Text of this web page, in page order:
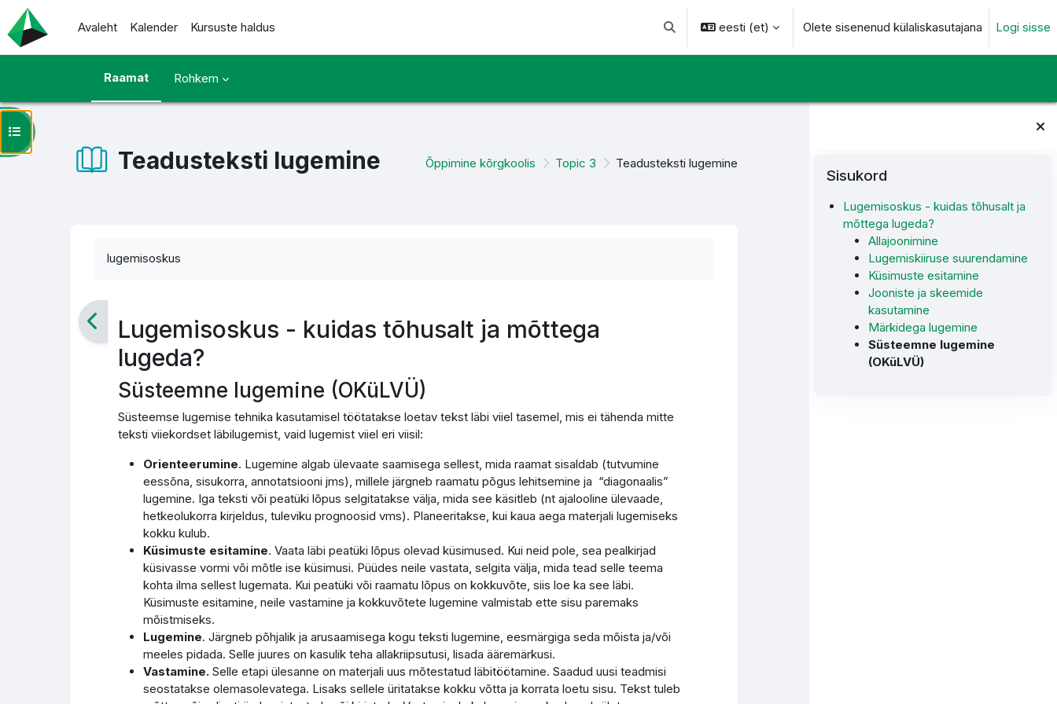
Jäta vahele peasisuni
Avaleht
Kalender Kursuste haldus Lülitab otsingu sisendi
eesti ‎(et)‎ Olete sisenenud külaliskasutajana Logi sisse
Raamat Rohkem
Plokid
Sisukord
Lugemisoskus - kuidas tõhusalt ja
mõttega lugeda?
Allajoonimine
Lugemiskiiruse suurendamine
Küsimuste esitamine
Jooniste ja skeemide
kasutamine
Märkidega lugemine
Süsteemne lugemine
(OKüLVÜ)
Teadusteksti lugemine Õppimine kõrgkoolis Topic 3 Teadusteksti lugemine
Ava kursuse sisukord
lugemisoskus
Lugemisoskus - kuidas tõhusalt ja mõttega
lugeda?
Süsteemne lugemine (OKüLVÜ)
Süsteemse lugemise tehnika kasutamisel töötatakse loetav tekst läbi viiel tasemel, mis ei tähenda mitte
teksti viiekordset läbilugemist, vaid lugemist viiel eri viisil:
Orienteerumine. Lugemine algab ülevaate saamisega sellest, mida raamat sisaldab (tutvumine
eessõna, sisukorra, annotatsiooni jms), millele järgneb raamatu põgus lehitsemine ja “diagonaalis”
lugemine. Iga teksti või peatüki lõpus selgitatakse välja, mida see käsitleb (nt ajalooline ülevaade,
hetkeolukorra kirjeldus, tuleviku prognoosid vms). Planeeritakse, kui kaua aega materjali lugemiseks
kokku kulub.
Küsimuste esitamine. Vaata läbi peatüki lõpus olevad küsimused. Kui neid pole, sea pealkirjad
küsivasse vormi või mõtle ise küsimusi. Püüdes neile vastata, selgita välja, mida tead selle teema
kohta ilma sellest lugemata. Kui peatüki või raamatu lõpus on kokkuvõte, siis loe ka see läbi.
Küsimuste esitamine, neile vastamine ja kokkuvõtete lugemine valmistab ette sisu paremaks
mõistmiseks.
Lugemine. Järgneb põhjalik ja arusaamisega kogu teksti lugemine, eesmärgiga seda mõista ja/või
meeles pidada. Selle juures on kasulik teha allakriipsutusi, lisada ääremärkusi.
Vastamine.Selle etapi ülesanne on materjali uus mõtestatud läbitöötamine. Saadud uusi teadmisi
seostatakse olemasolevatega. Lisaks sellele üritatakse kokku võtta ja korrata loetu sisu. Tekst tuleb